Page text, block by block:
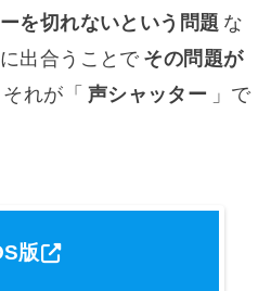
を切れないという問題 な
出合うことで その問題が
れが「 声シャッター 」で
版